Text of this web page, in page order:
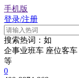
手机版
登录/注册
搜索热词：如
企事业班车 座位客车
等
0